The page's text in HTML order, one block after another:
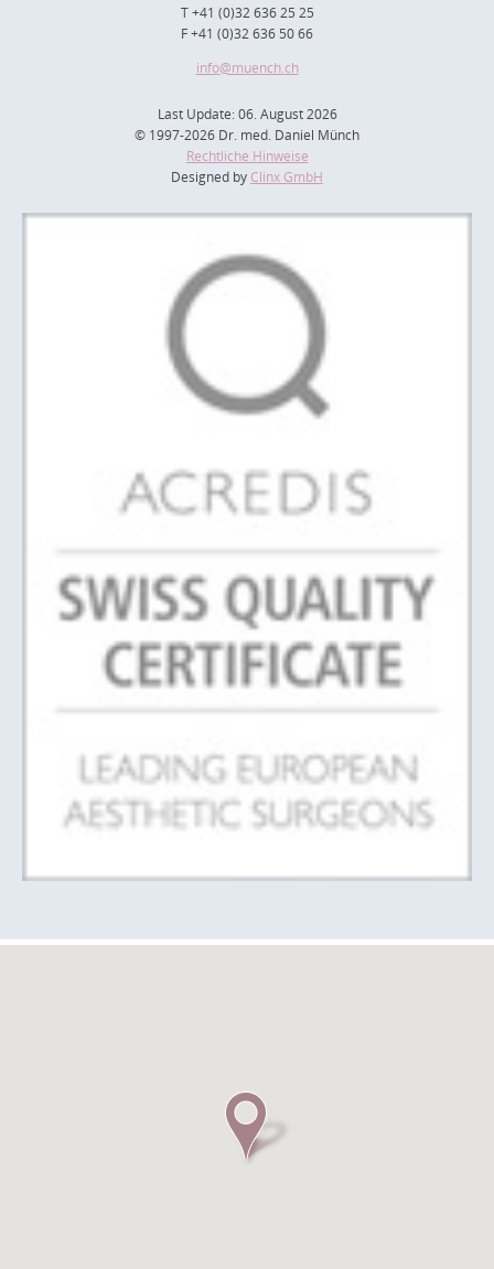
T +41 (0)32 636 25 25
F +41 (0)32 636 50 66
info@muench.ch
Last Update: 06. August 2026
© 1997-2026 Dr. med. Daniel Münch
Rechtliche Hinweise
Designed by Clinx GmbH